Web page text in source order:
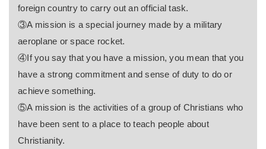
foreign country to carry out an official task.
③A mission is a special journey made by a military
aeroplane or space rocket.
④If you say that you have a mission, you mean that you
have a strong commitment and sense of duty to do or
achieve something.
⑤A mission is the activities of a group of Christians who
have been sent to a place to teach people about
Christianity.